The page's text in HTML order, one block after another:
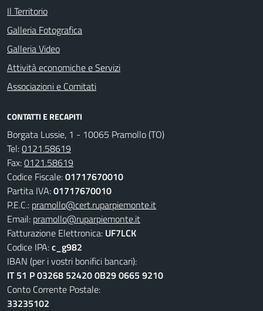
Il Territorio
Galleria Fotografica
Galleria Video
Attività economiche e Servizi
Associazioni e Comitati
CONTATTI E RECAPITI
Borgata Lussie, 1 - 10065 Pramollo (TO)
Tel:0121.58619
Fax:0121.58619
Codice Fiscale:01717670010
Partita IVA:01717670010
P.E.C.: pramollo@cert.ruparpiemonte.it
Email: pramollo@ruparpiemonte.it
Fatturazione Elettronica: UF7LCK
Codice IPA:c_g982
IBAN (per i vostri bonifici bancari):
IT 51 P 03268 52420 0B29 0665 9210
Conto Corrente Postale:
33235102